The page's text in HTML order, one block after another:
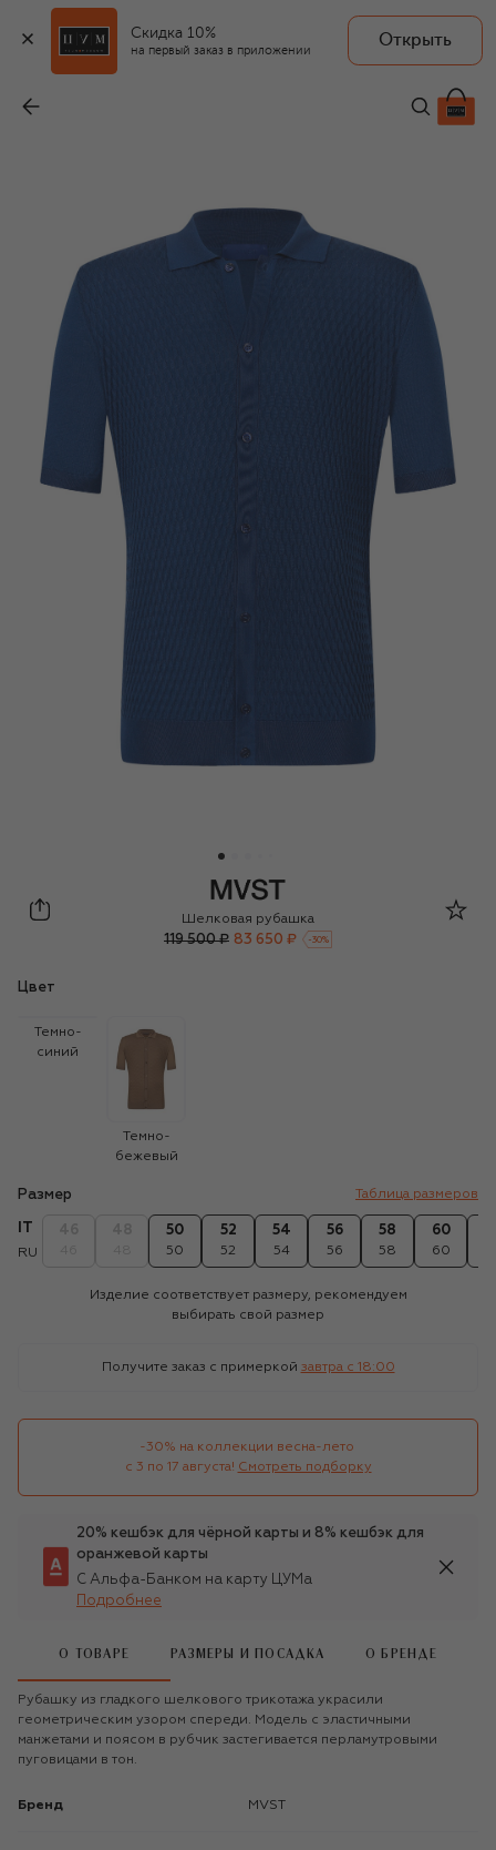
Скидка 10%
на первый заказ в приложении
Открыть
83 650 ₽
MVST
Шелковая рубашка
119 500 ₽ 83 650 ₽ -30%
Цвет
Темно-
синий
Темно-
бежевый
Размер Таблица размеров
RU
50
50
52
52
54
54
56
56
58
58
60
60
Изделие соответствует размеру, рекомендуем
выбирать свой размер
Получите заказ с примеркой завтра c 18:00
-30% на коллекции весна-лето
с 3 по 17 августа! Смотреть подборку
20% кешбэк для чёрной карты и 8% кешбэк для
оранжевой карты
С Альфа-Банком на карту ЦУМа
Подробнее
О ТОВАРЕ РАЗМЕРЫ И ПОСАДКА О БРЕНДЕ
Рубашку из гладкого шелкового трикотажа украсили
геометрическим узором спереди. Модель с эластичными
манжетами и поясом в рубчик застегивается перламутровыми
пуговицами в тон.
Бренд MVST